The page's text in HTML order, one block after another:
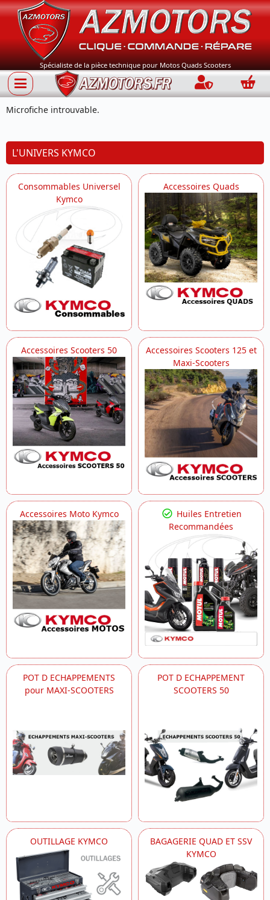
Spécialiste de la pièce technique pour Motos Quads Scooters
Connection
Microfiche introuvable.
L'UNIVERS KYMCO
Consommables Universel
Kymco
Accessoires Quads
Accessoires Scooters 50
Accessoires Scooters 125 et
Maxi-Scooters
Accessoires Moto Kymco
Huiles Entretien
Recommandées
POT D ECHAPPEMENTS
pour MAXI-SCOOTERS
POT D ECHAPPEMENT
SCOOTERS 50
OUTILLAGE KYMCO
BAGAGERIE QUAD ET SSV
KYMCO